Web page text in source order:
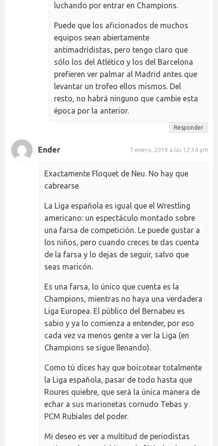
luchando por entrar en Champions.
Puede que los aficionados de muchos
equipos sean abiertamente
antimadridistas, pero tengo claro que
sólo los del Atlético y los del Barcelona
prefieren ver palmar al Madrid antes que
levantar un trofeo ellos mismos. Del
resto, no habrá ninguno que cambie esta
época por la anterior.
Responder
Ender 7 enero, 2019 a las 12:34 pm
Exactamente Floquet de Neu. No hay que
cabrearse.
La Liga española es igual que el Wrestling
americano: un espectáculo montado sobre
una farsa de competición. Le puede gustar a
los niños, pero cuando creces te das cuenta
de la farsa y lo dejas de seguir, salvo que
seas maricón.
Es una farsa, lo único que cuenta es la
Champions, mientras no haya una verdadera
Liga Europea. El público del Bernabeu es
sabio y ya lo comienza a entender, por eso
cada vez va menos gente a ver la Liga (en
Champions se sigue llenando).
Como tú dices hay que boicotear totalmente
la Liga española, pasar de todo hasta que
Roures quiebre, que será la única manera de
echar a sus marionetas cornudo Tebas y
PCM Rubiales del poder.
Mi deseo es ver a multitud de periodistas